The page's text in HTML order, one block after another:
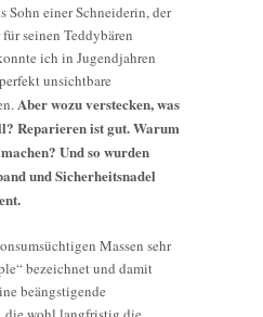
Sohn einer Schneiderin, der
seinen Teddybären
ich in Jugendjahren
unsichtbare
Aber wozu verstecken, was
Reparieren ist gut. Warum
Und so wurden
und Sicherheitsnadel
Massen sehr
bezeichnet und damit
beängstigende